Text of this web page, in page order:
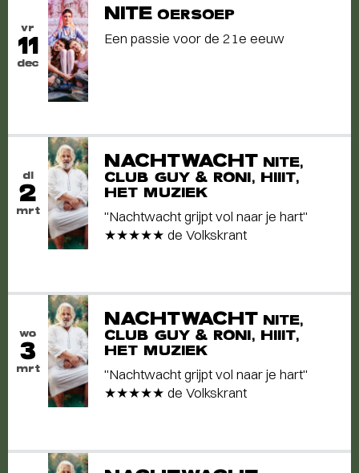
vr
11
dec
NITE OERSOEP
Een passie voor de 21e eeuw
di
2
mrt
NACHTWACHT NITE,
CLUB GUY & RONI, HIIIT,
HET MUZIEK
"Nachtwacht grijpt vol naar je hart"
★★★★★ de Volkskrant
wo
3
mrt
NACHTWACHT NITE,
CLUB GUY & RONI, HIIIT,
HET MUZIEK
"Nachtwacht grijpt vol naar je hart"
★★★★★ de Volkskrant